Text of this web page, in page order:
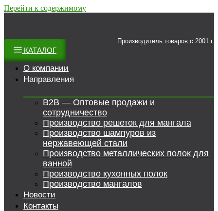
Перейти к содержимому
Производитель товаров c 2001 г.
КАТАЛОГ
О компании
Направления
B2B — Оптовые продажи и
сотрудничество
Производство решеток для мангала
Производство шампуров из
нержавеющей стали
Производство металлических полок для
ванной
Производство кухонных полок
Производство мангалов
Новости
Контакты